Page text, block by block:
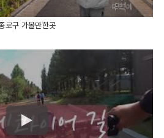
로구 가볼만한곳